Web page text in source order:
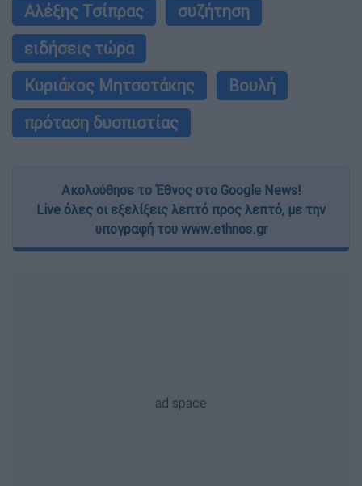
Αλέξης Τσίπρας
συζήτηση
ειδήσεις τώρα
Κυριάκος Μητσοτάκης
Βουλή
πρόταση δυσπιστίας
Ακολούθησε το Έθνος στο Google News!
Live όλες οι εξελίξεις λεπτό προς λεπτό, με την
υπογραφή του www.ethnos.gr